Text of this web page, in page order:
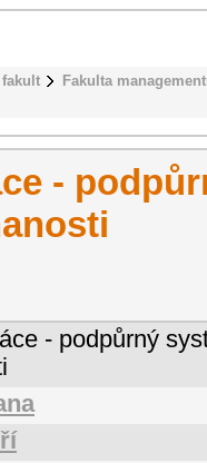
Fakulta
-
- podpůrný